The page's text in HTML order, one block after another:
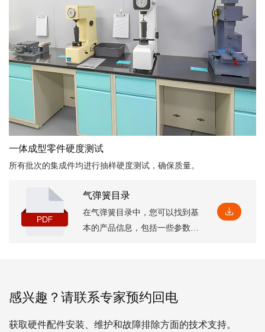
一体成型零件硬度测试
所有批次的集成件均进行抽样硬度测试，确保质量。
气弹簧目录
在气弹簧目录中，您可以找到基
本的产品信息，包括一些参数和
感兴趣？请联系专家预约回电
获取硬件配件安装、维护和故障排除方面的技术支持。